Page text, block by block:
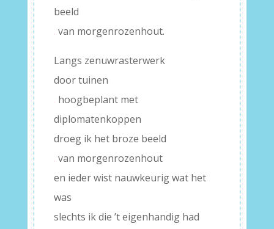
beeld
. van morgenrozenhout.
Langs zenuwrasterwerk
door tuinen
. hoogbeplant met
diplomatenkoppen
droeg ik het broze beeld
. van morgenrozenhout
en ieder wist nauwkeurig wat het
was
slechts ik die ’t eigenhandig had